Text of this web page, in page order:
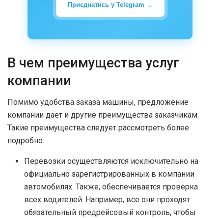
Приєднатись у Telegram →
В чем преимущества услуг
компании
Помимо удобства заказа машины, предложение
компании дает и другие преимущества заказчикам.
Такие преимущества следует рассмотреть более
подробно:
Перевозки осуществляются исключительно на
официально зарегистрированных в компании
автомобилях. Также, обеспечивается проверка
всех водителей. Например, все они проходят
обязательный предрейсовый контроль, чтобы